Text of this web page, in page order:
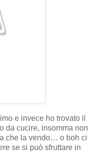
e invece ho trovato il
da cucire, insomma non
che la vendo… o boh ci
se si può sfruttare in